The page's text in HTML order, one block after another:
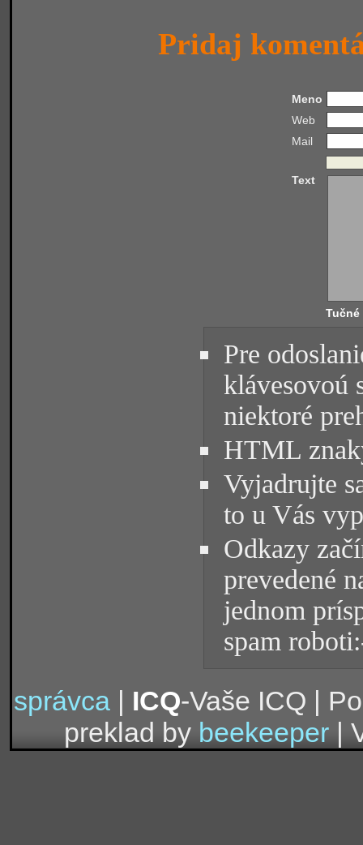
Pridaj
Meno
Web
Mail
Text
Tučné
Pre
klávesovoú
niektoré
HTML
Vyjadrujte
to u Vás
Odkazy
prevedené
jednom
spam
správca| ICQ-Vaše ICQ |
preklad by beekeeper |